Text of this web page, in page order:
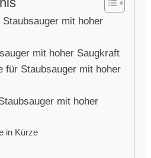
mit hoher
mit hoher Saugkraft
für Staubsauger mit hoher
mit hoher
in Kürze